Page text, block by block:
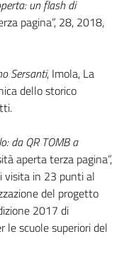
un flash di
pagina”, 28, 2018,
Sersanti, Imola, La
dello storico
da QR TOMB a
aperta terza pagina”,
visita in 23 punti al
del progetto
2017 di
le scuole superiori del